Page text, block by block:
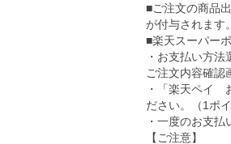
■ご注文の商品
が付与されます。
■楽天スーパー
・お支払い方
ご注文内容確認
・「楽天ペイ
ださい。（1ポ
・一度のお支
【ご注意】